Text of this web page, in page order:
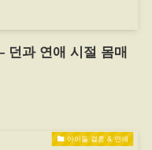
던과 연애 시절 몸매
아이돌 결혼 & 연애